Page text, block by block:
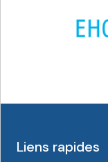
Liens rapides